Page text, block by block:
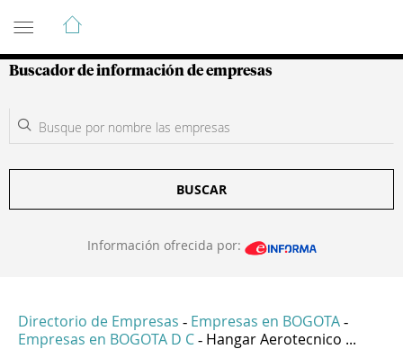
Guía de Empresas Colombianas
Buscador de información de empresas
BUSCAR
Información ofrecida por:
Directorio de Empresas - Empresas en BOGOTA -
Empresas en BOGOTA D C - Hangar Aerotecnico ...